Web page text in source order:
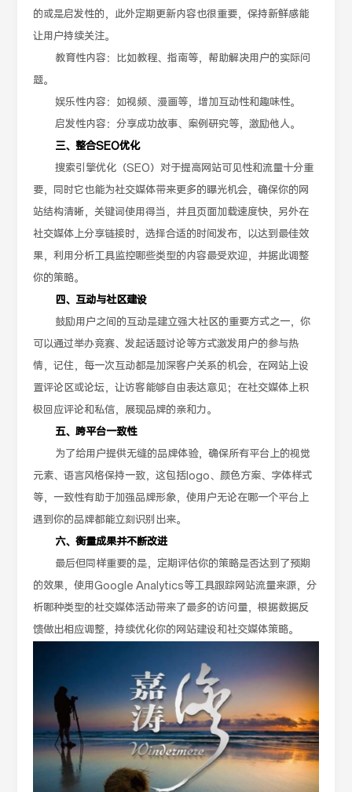
的或是启发性的，此外定期更新内容也很重要，保持新鲜感能
让用户持续关注。
教育性内容：比如教程、指南等，帮助解决用户的实际问
题。
娱乐性内容：如视频、漫画等，增加互动性和趣味性。
启发性内容：分享成功故事、案例研究等，激励他人。
三、整合SEO优化
搜索引擎优化（SEO）对于提高网站可见性和流量十分重
要，同时它也能为社交媒体带来更多的曝光机会，确保你的网
站结构清晰，关键词使用得当，并且页面加载速度快，另外在
社交媒体上分享链接时，选择合适的时间发布，以达到最佳效
果，利用分析工具监控哪些类型的内容最受欢迎，并据此调整
你的策略。
四、互动与社区建设
鼓励用户之间的互动是建立强大社区的重要方式之一，你
可以通过举办竞赛、发起话题讨论等方式激发用户的参与热
情，记住，每一次互动都是加深客户关系的机会，在网站上设
置评论区或论坛，让访客能够自由表达意见；在社交媒体上积
极回应评论和私信，展现品牌的亲和力。
五、跨平台一致性
为了给用户提供无缝的品牌体验，确保所有平台上的视觉
元素、语言风格保持一致，这包括logo、颜色方案、字体样式
等，一致性有助于加强品牌形象，使用户无论在哪一个平台上
遇到你的品牌都能立刻识别出来。
六、衡量成果并不断改进
最后但同样重要的是，定期评估你的策略是否达到了预期
的效果，使用Google Analytics等工具跟踪网站流量来源，分
析哪种类型的社交媒体活动带来了最多的访问量，根据数据反
馈做出相应调整，持续优化你的网站建设和社交媒体策略。